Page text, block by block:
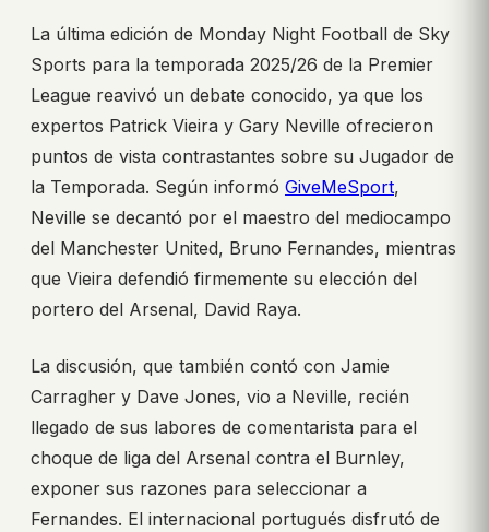
La última edición de Monday Night Football de Sky
Sports para la temporada 2025/26 de la Premier
League reavivó un debate conocido, ya que los
expertos Patrick Vieira y Gary Neville ofrecieron
puntos de vista contrastantes sobre su Jugador de
la Temporada. Según informó GiveMeSport,
Neville se decantó por el maestro del mediocampo
del Manchester United, Bruno Fernandes, mientras
que Vieira defendió firmemente su elección del
portero del Arsenal, David Raya.
La discusión, que también contó con Jamie
Carragher y Dave Jones, vio a Neville, recién
llegado de sus labores de comentarista para el
choque de liga del Arsenal contra el Burnley,
exponer sus razones para seleccionar a
Fernandes. El internacional portugués disfrutó de